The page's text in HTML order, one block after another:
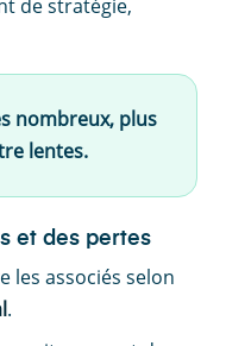
de stratégie,
nombreux, plus
lentes.
et des pertes
les associés selon
.